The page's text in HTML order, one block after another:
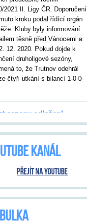
2021 II. Ligy ČR. Doporučení
kroku podal řídící orgán
Kluby byly informování
těsně před Vánocemi a
12. 2020. Pokud dojde k
druholigové sezóny,
to, že Trutnov odehrál
čtyři utkání s bilancí 1-0-0-
sezony odložen!
s Jabloncem nad Nisou.
sezóně až ve středu, 23.
hosty ze Dvora Králové.
bude pod přísnými
vlády ČR. O tom, jak
budeme informovat
KANÁL
Přejít na YouTube